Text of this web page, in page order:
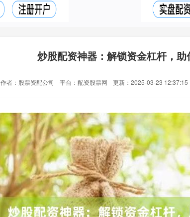
炒股配资神器：解锁资金杠杆，
作者：股票资配公司 平台：配资股票网 更新：2025-03-23 12:37:15